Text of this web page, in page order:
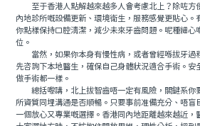
至于香港人點解越來越多人會考慮北上？除咗方
內地診所嘅設備更新、環境衛生，服務感覺更貼心。
你點樣保持口腔清潔，減少未來牙齒問題。呢種細心
位。
當然，如果你本身有慢性病，或者曾經喺拔牙過
先咨詢下本地醫生，確保自己身體狀況適合手術。安
做手術都一樣。
總括嚟講，北上拔智齒唔一定有風險，關鍵系你
所資質同埋溝通是否順暢。只要事前准備充分、唔盲
一個放心又專業嘅選擇。香港同內地距離越來越近，